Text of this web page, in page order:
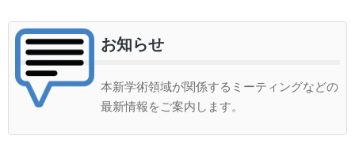
お知らせ
本新学術領域が関係するミーティングなどの
最新情報をご案内します。